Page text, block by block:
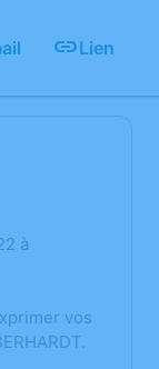
Lien
à
vos